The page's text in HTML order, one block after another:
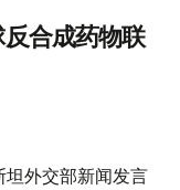
合成药物联
外交部新闻发言